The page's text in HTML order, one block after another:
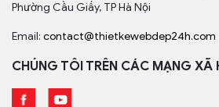
Phường Cầu Giấy, TP Hà Nội
Email: contact@thietkewebdep24h.com
CHÚNG TÔI TRÊN CÁC MẠNG XÃ